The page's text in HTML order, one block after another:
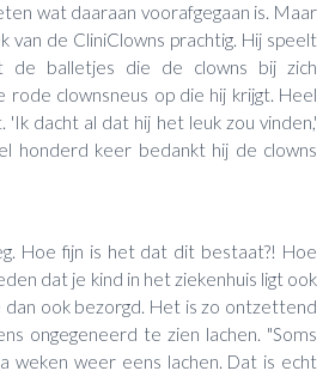
wat daaraan voorafgegaan is. Maar
van de CliniClowns prachtig. Hij speelt
de balletjes die de clowns bij zich
rode clownsneus op die hij krijgt. Heel
'Ik dacht al dat hij het leuk zou vinden,'
honderd keer bedankt hij de clowns
Hoe fijn is het dat dit bestaat?! Hoe
dat je kind in het ziekenhuis ligt ook
dan ook bezorgd. Het is zo ontzettend
ongegeneerd te zien lachen. "Soms
weken weer eens lachen. Dat is echt